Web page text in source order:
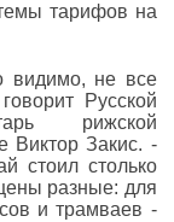
тарифов на
видимо, не все
Русской
рижской
Виктор Закис. -
стоил столько
разные: для
и трамваев -